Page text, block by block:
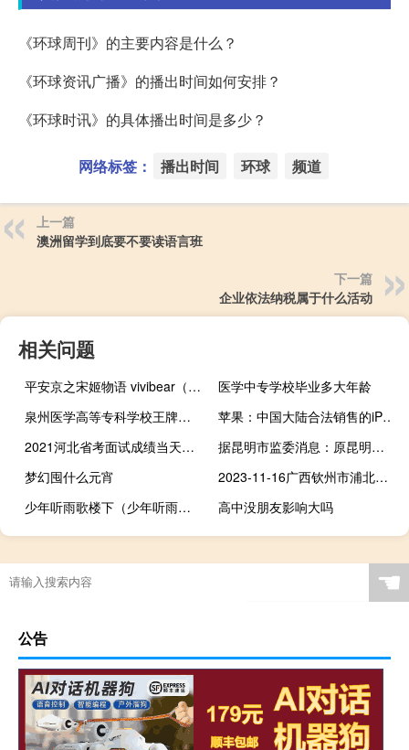
《环球周刊》的主要内容是什么？
《环球资讯广播》的播出时间如何安排？
《环球时讯》的具体播出时间是多少？
网络标签： 播出时间 环球 频道
上一篇
澳洲留学到底要不要读语言班
下一篇
企业依法纳税属于什么活动
相关问题
平安京之宋姬物语 vivibear（平安京之宋姬物语下简介）
医学中专学校毕业多大年龄
泉州医学高等专科学校王牌专业
苹果：中国大陆合法销售的iPhone15均为中国组装
2021河北省考面试成绩当天出来吗 河北省考什么时候出成绩
据昆明市监委消息：原昆明市国土资源局副局长周子龙涉嫌严重违法目前正接受昆明市监委监察调查
梦幻囤什么元宵
2023-11-16广西钦州市浦北县(鹿茸菇)的报价是多少
少年听雨歌楼下（少年听雨歌楼上全诗）
高中没朋友影响大吗
☚
公告